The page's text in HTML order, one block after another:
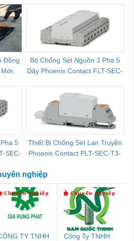
Đồng
Bộ Chống Sét Nguồn 3 Pha 5
Dây Phoenix Contact FLT-SEC-
5
SEC-
Thiết Bị Chống Sét Lan Truyền
Phoenix Contact PLT-SEC-T3-
nghiệp
TY TNHH
Công Ty TNHH